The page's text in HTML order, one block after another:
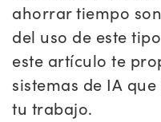
ahorrar tiempo
del uso de este
este artículo te
sistemas de IA
tu trabajo.